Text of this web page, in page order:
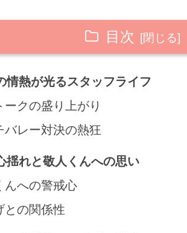
目次
情熱が光るスタッフライフ
ークの盛り上がり
バレー対決の熱狂
揺れと敬人くんへの思い
んへの警戒心
との関係性